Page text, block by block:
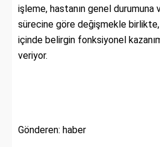
işleme, hastanın genel durumuna
sürecine göre değişmekle
içinde belirgin fonksiyonel
veriyor.
Gönderen: haber